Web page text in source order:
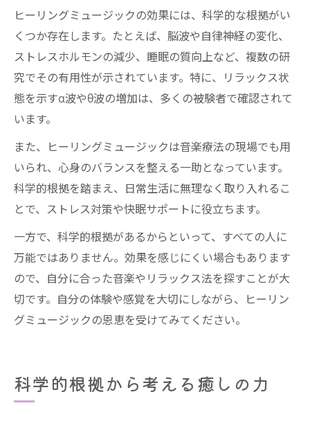
ヒーリングミュージックの効果には、科学的な根拠がい
くつか存在します。たとえば、脳波や自律神経の変化、
ストレスホルモンの減少、睡眠の質向上など、複数の研
究でその有用性が示されています。特に、リラックス状
態を示すα波やθ波の増加は、多くの被験者で確認されて
います。
また、ヒーリングミュージックは音楽療法の現場でも用
いられ、心身のバランスを整える一助となっています。
科学的根拠を踏まえ、日常生活に無理なく取り入れるこ
とで、ストレス対策や快眠サポートに役立ちます。
一方で、科学的根拠があるからといって、すべての人に
万能ではありません。効果を感じにくい場合もあります
ので、自分に合った音楽やリラックス法を探すことが大
切です。自分の体験や感覚を大切にしながら、ヒーリン
グミュージックの恩恵を受けてみてください。
科学的根拠から考える癒しの力